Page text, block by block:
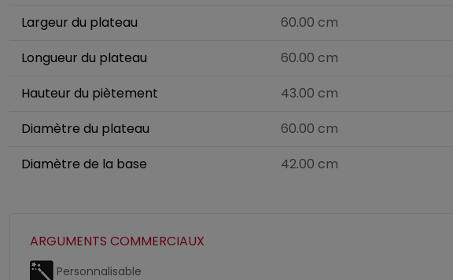
Largeur du plateau
60.00 cm
Longueur du plateau
60.00 cm
Hauteur du piètement
43.00 cm
Diamètre du plateau
60.00 cm
Diamètre de la base
42.00 cm
ARGUMENTS COMMERCIAUX
Personnalisable